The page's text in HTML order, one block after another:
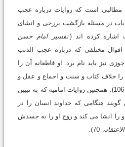
مطالبى است که روایات درباره عجب
در مسئله بازگشت برزخى و انشاى
کرده اند (تفسیر امام حسن
اقوال مختلفى که درباره عجب الذنب
نیز باید نام برد. او قاطعانه آن را
را خلاف کتاب و سنت و اجماع و عقل و
106). همچنین روایات امامیه که به تبیین
هنگامى که خداوند انسان را در
را انشا مى کند و روح او را به جسدش